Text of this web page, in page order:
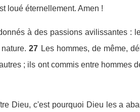
loué éternellement. Amen !
à des passions avilissantes :
27 Les hommes, de même,
; ils ont commis entre hommes
Dieu, c'est pourquoi Dieu les a